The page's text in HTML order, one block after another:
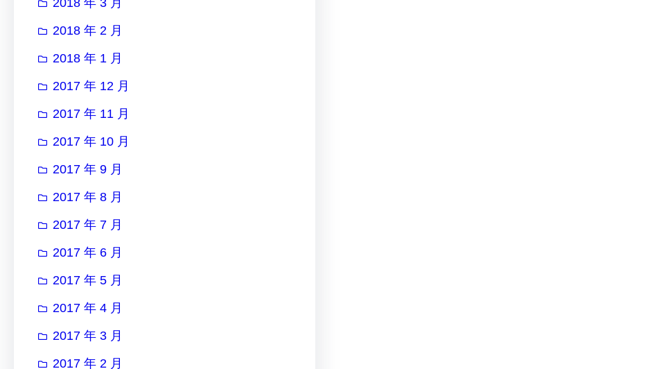
2018 年 2 月
2018 年 1 月
2017 年 12 月
2017 年 11 月
2017 年 10 月
2017 年 9 月
2017 年 8 月
2017 年 7 月
2017 年 6 月
2017 年 5 月
2017 年 4 月
2017 年 3 月
2017 年 2 月